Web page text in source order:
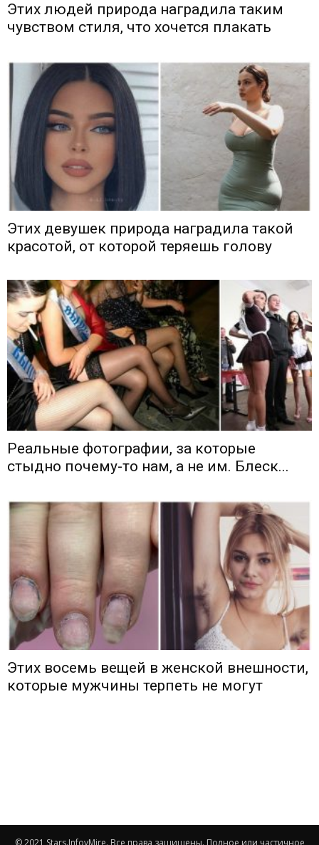
Этих людей природа наградила таким
чувством стиля, что хочется плакать
Этих девушек природа наградила такой
красотой, от которой теряешь голову
Реальные фотографии, за которые
стыдно почему-то нам, а не им. Блеск...
Этих восемь вещей в женской внешности,
которые мужчины терпеть не могут
© 2021 Stars.InfovMire. Все права защищены. Полное или частичное